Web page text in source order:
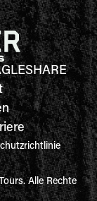
Alle Rechte